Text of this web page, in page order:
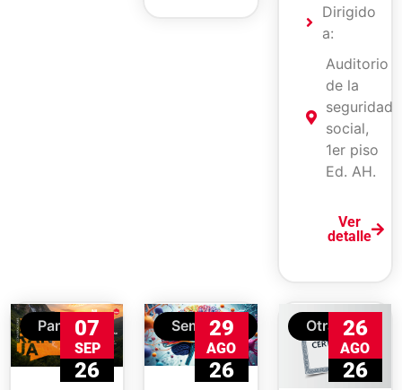
Dirigido
a:
Auditorio
de la
seguridad
social,
1er piso
Ed. AH.
Ver
detalle
Panel 07
SEP
26
Seminario
29
AGO
26
Otras26
AGO
26